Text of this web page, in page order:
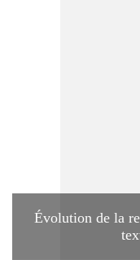
Évolution de la